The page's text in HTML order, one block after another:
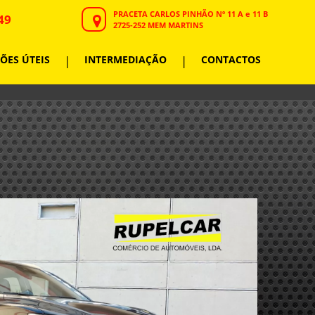
PRACETA CARLOS PINHÃO Nº 11 A e 11 B
2725-252 MEM MARTINS
CONTACTOS
|
INTERMEDIAÇÃO
|
ÚTEIS